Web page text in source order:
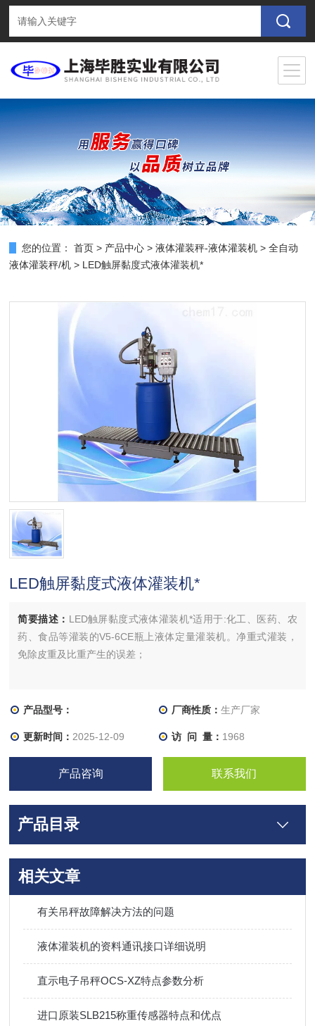
您的位置： 首页 > 产品中心 >液体灌装秤-液体灌装机 >全自动
液体灌装秤/机 > LED触屏黏度式液体灌装机*
LED触屏黏度式液体灌装机*
简要描述： LED触屏黏度式液体灌装机*适用于:化工、医药、农
药、食品等灌装的V5-6CE瓶上液体定量灌装机。净重式灌装，
免除皮重及比重产生的误差；
产品型号： 厂商性质： 生产厂家
更新时间： 2025-12-09 访 问 量： 1968
产品咨询 联系我们
产品目录
相关文章
有关吊秤故障解决方法的问题
液体灌装机的资料通讯接口详细说明
直示电子吊秤OCS-XZ特点参数分析
进口原装SLB215称重传感器特点和优点